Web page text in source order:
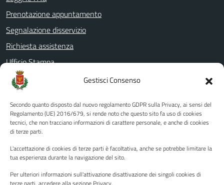
Gestisci Consenso
Secondo quanto disposto dal nuovo regolamento GDPR sulla Privacy, ai sensi del
Regolamento (UE) 2016/679, si rende noto che questo sito fa uso di cookies
tecnici, che non tracciano informazioni di carattere personale, e anche di cookies
di terze parti.
L'accettazione di cookies di terze parti è facoltativa, anche se potrebbe limitare la
tua esperienza durante la navigazione del sito.
Per ulteriori informazioni sull'attivazione disattivazione dei singoli cookies di
Prenotazione appuntamento
Segnalazione disservizio
Richiesta assistenza
Ufficio Stampa
Amministrazione Trasparente
Albo pretorio
Informativa privacy
Note legali
Piano di miglioramento del sito